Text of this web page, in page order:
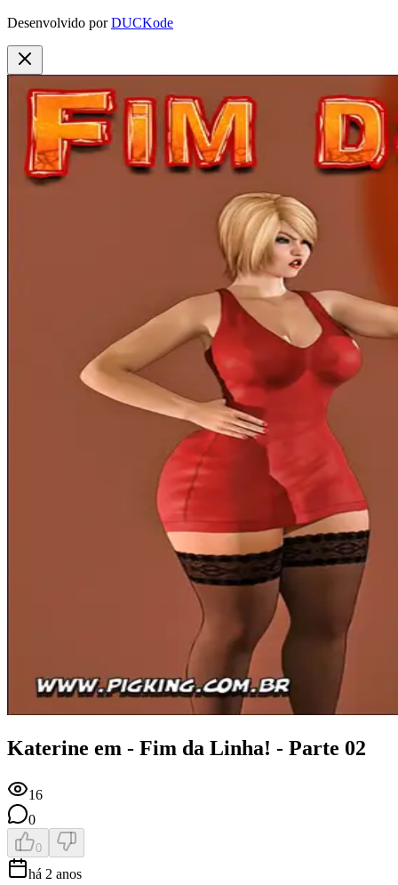
Desenvolvido por DUCKode
Katerine em - Fim da Linha! - Parte 02
16
0
0
há 2 anos